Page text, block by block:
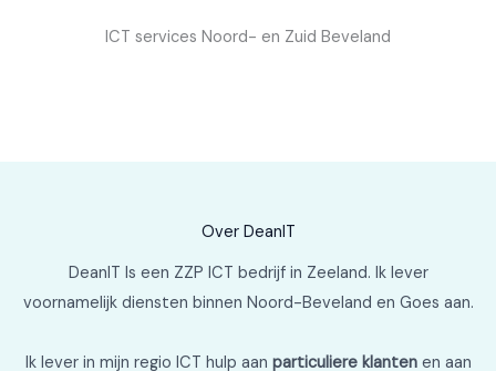
ICT services Noord- en Zuid Beveland
Over DeanIT
DeanIT Is een ZZP ICT bedrijf in Zeeland. Ik lever
voornamelijk diensten binnen Noord-Beveland en Goes aan.
Ik lever in mijn regio ICT hulp aan particuliere klantenen aan